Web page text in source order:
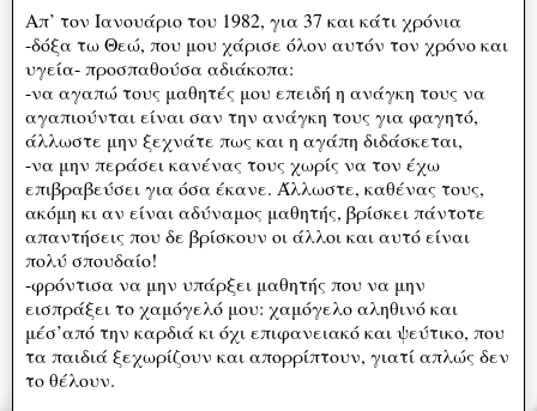
Απ’ τον Ιανουάριο του 1982, για 37 καικάτι χρόνια
-δόξα τω Θεώ, που μου χάρισε όλον αυτόν τον χρόνο και
υγεία- προσπαθούσα αδιάκοπα:
-να αγαπώ τους μαθητές μου επειδή η ανάγκη τους να
αγαπιούνται είναι σαν την ανάγκη τους για φαγητό,
άλλωστε μην ξεχνάτε πως και η αγάπη διδάσκεται,
-να μην περάσει κανένας τους χωρίς να τον έχω
επιβραβεύσει για όσα έκανε. Άλλωστε, καθένας τους,
ακόμη κι αν είναι αδύναμος μαθητής, βρίσκει πάντοτε
απαντήσεις που δε βρίσκουν οι άλλοι και αυτό είναι
πολύ σπουδαίο!
-φρόντισα να μην υπάρξει μαθητής που να μην
εισπράξει το χαμόγελό μου: χαμόγελο αληθινό και
μέσ’από την καρδιά κι όχι επιφανειακό και ψεύτικο, που
τα παιδιά ξεχωρίζουν και απορρίπτουν, γιατί απλώς δεν
το θέλουν.